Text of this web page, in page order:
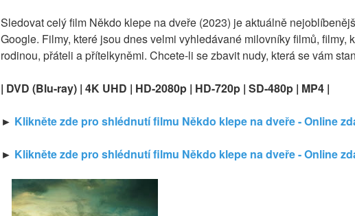
Sledovat celý film Někdo klepe na dveře (2023) je aktuálně
Google. Filmy, které jsou dnes velmi vyhledávané milovníky filmů, filmy,
rodinou, přáteli a přítelkyněmi. Chcete-li se zbavit nudy, která se vám
| DVD (Blu-ray) | 4K UHD | HD-2080p | HD-720p | SD-480p | MP4 |
► Klikněte zde pro shlédnutí filmu Někdo klepe na dveře - Online
► Klikněte zde pro shlédnutí filmu Někdo klepe na dveře - Online